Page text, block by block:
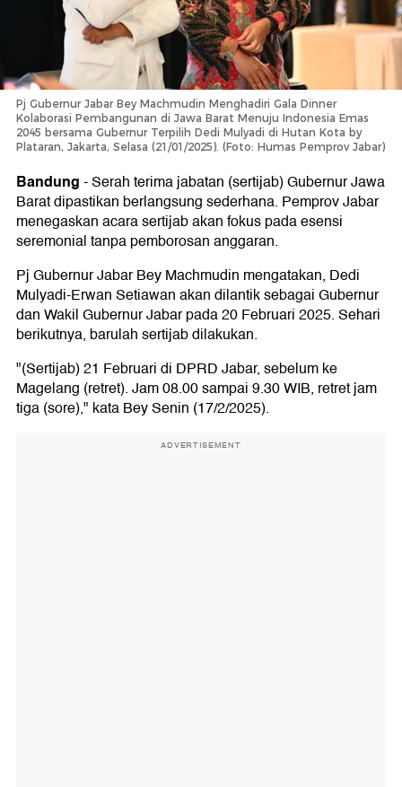
Pj Gubernur Jabar Bey Machmudin Menghadiri Gala Dinner
Kolaborasi Pembangunan di Jawa Barat Menuju Indonesia Emas
2045 bersama Gubernur Terpilih Dedi Mulyadi di Hutan Kota by
Plataran, Jakarta, Selasa (21/01/2025). (Foto: Humas Pemprov Jabar)
Bandung-Serah terima jabatan (sertijab) Gubernur Jawa
Barat dipastikan berlangsung sederhana. Pemprov Jabar
menegaskan acara sertijab akan fokus pada esensi
seremonial tanpa pemborosan anggaran.
Pj Gubernur Jabar Bey Machmudin mengatakan, Dedi
Mulyadi-Erwan Setiawan akan dilantik sebagai Gubernur
dan Wakil Gubernur Jabar pada 20 Februari 2025. Sehari
berikutnya, barulah sertijab dilakukan.
"(Sertijab) 21 Februari di DPRD Jabar, sebelum ke
Magelang (retret). Jam 08.00 sampai 9.30 WIB, retret jam
tiga (sore)," kata Bey Senin (17/2/2025).
ADVERTISEMENT